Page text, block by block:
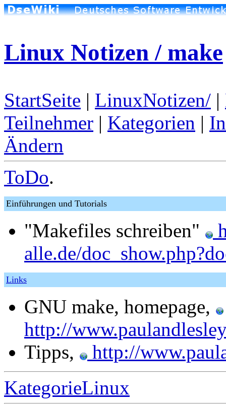
Linux Notizen / make
StartSeite | LinuxNotizen/ |
Teilnehmer | Kategorien |
Ändern
ToDo.
Einführungen und Tutorials
"Makefiles schreiben"
alle.de/
Links
GNU make, homepage,
http://
Tipps,
http://
KategorieLinux